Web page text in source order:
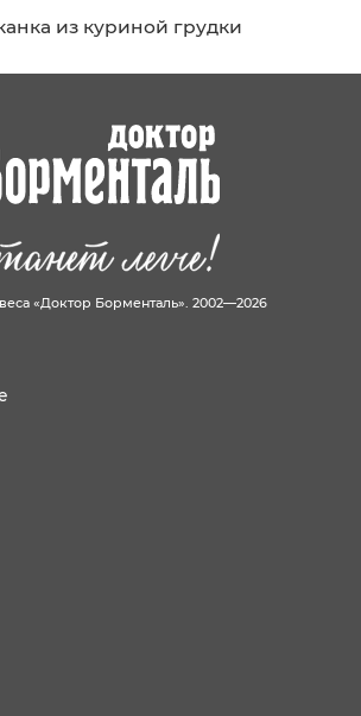
из куриной грудки
«Доктор Борменталь». 2002—2026